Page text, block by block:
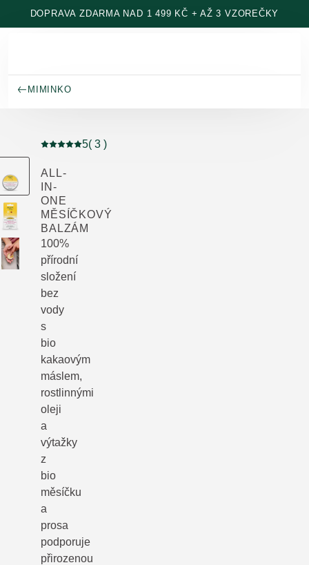
Přeskočit na hlavní obsah
DOPRAVA ZDARMA NAD 1 499 KČ + AŽ 3 VZOREČKY
MIMINKO
Aktuální hodnocení: 5 z 5 hvězdiček hodnoceno 3
5( 3 )
ALL-
IN-
ONE
MĚSÍČKOVÝ
BALZÁM
100%
přírodní
složení
bez
vody
s
bio
kakaovým
máslem,
rostlinnými
oleji
a
výtažky
z
bio
měsíčku
a
prosa
podporuje
přirozenou